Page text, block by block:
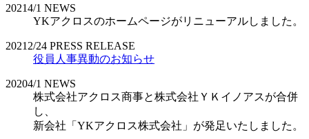
20214/1 NEWS
YKアクロスのホームページがリニューアルしました。
2021 2/24 PRESS RELEASE
役員人事異動のお知らせ
20204/1 NEWS
株式会社アクロス商事と株式会社ＹＫイノアスが合併
し、
新会社「YKアクロス株式会社」が発足いたしました。